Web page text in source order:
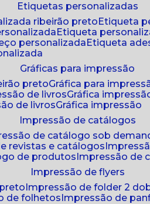
etiquetas personalizadas
ribeirão preto
etiqueta
etiqueta
personalizada
etiqueta
gráficas para impressão
preto gráfica para
de livros gráfica
de livros
gráfica impressão
impressão de catálogos
de catálogo sob
revistas e catálogos
de produtos impressão de
impressão de flyers
impressão de folder 2
de folhetos impressão de